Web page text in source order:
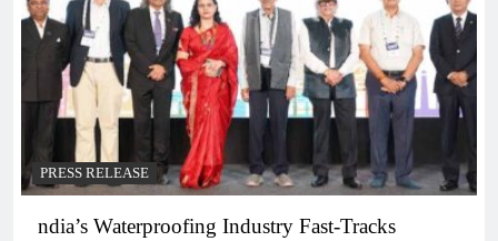
PRESS RELEASE
ndia’s Waterproofing Industry Fast-Tracks